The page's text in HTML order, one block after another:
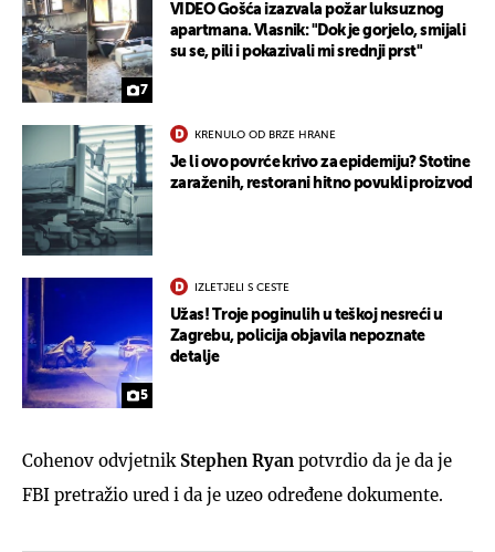
7
VIDEO Gošća izazvala požar luksuznog
apartmana. Vlasnik: "Dok je gorjelo, smijali
su se, pili i pokazivali mi srednji prst"
KRENULO OD BRZE HRANE
Je li ovo povrće krivo za epidemiju? Stotine
zaraženih, restorani hitno povukli proizvod
5
IZLETJELI S CESTE
Užas! Troje poginulih u teškoj nesreći u
Zagrebu, policija objavila nepoznate
detalje
Cohenov odvjetnik Stephen Ryan potvrdio da je da je
FBI pretražio ured i da je uzeo određene dokumente.